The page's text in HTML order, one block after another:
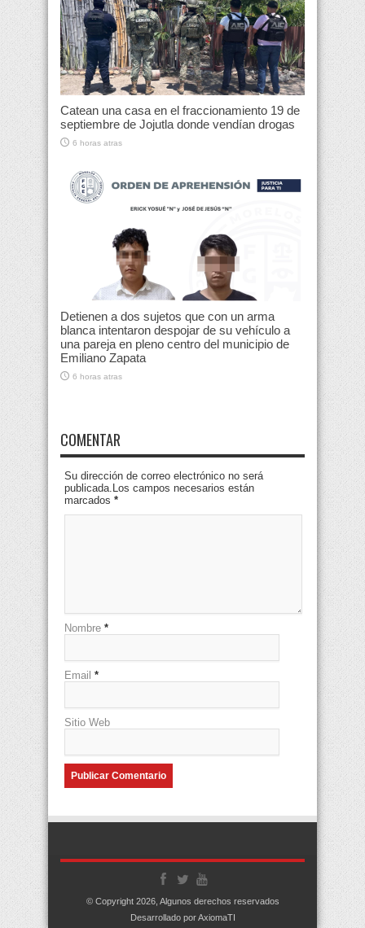
Catean una casa en el fraccionamiento 19 de
septiembre de Jojutla donde vendían drogas
6 horas atras
Detienen a dos sujetos que con un arma
blanca intentaron despojar de su vehículo a
una pareja en pleno centro del municipio de
Emiliano Zapata
6 horas atras
COMENTAR
Su dirección de correo electrónico no será
publicada.Los campos necesarios están
marcados *
Nombre *
Email *
Sitio Web
© Copyright 2026, Algunos derechos reservados
Desarrollado por AxiomaTI